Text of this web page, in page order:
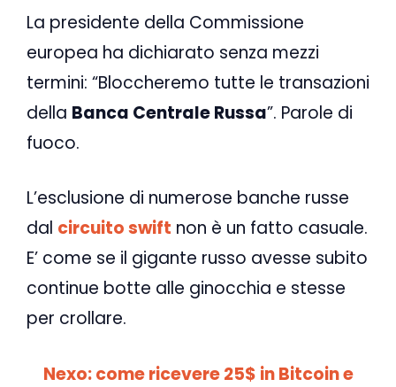
La presidente della Commissione
europea ha dichiarato senza mezzi
termini: “Bloccheremo tutte le transazioni
della Banca Centrale Russa”. Parole di
fuoco.
L’esclusione di numerose banche russe
dal circuito swift non è un fatto casuale.
E’ come se il gigante russo avesse subito
continue botte alle ginocchia e stesse
per crollare.
Nexo: come ricevere 25$ in Bitcoin e